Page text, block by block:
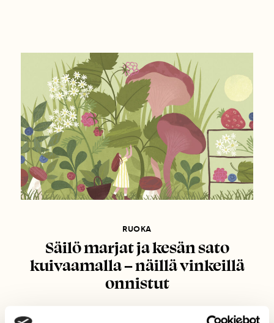
RUOKA
Säilö marjat ja kesän sato
kuivaamalla – näillä vinkeillä
onnistut